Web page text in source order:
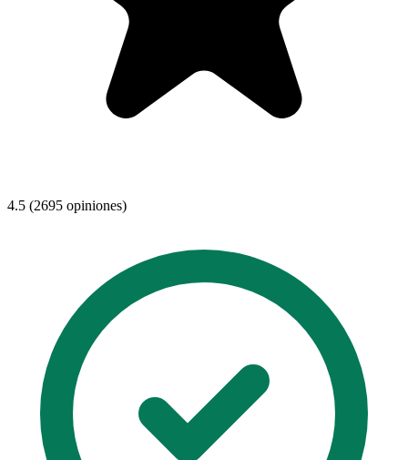
4.5 (2695 opiniones)